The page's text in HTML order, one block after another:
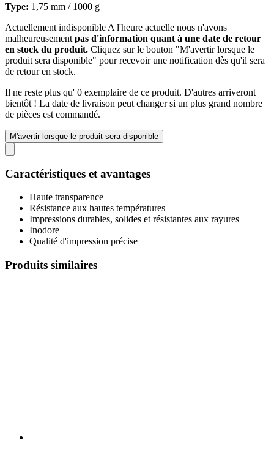
Type: 1,75 mm / 1000 g
Actuellement indisponible A l'heure actuelle nous n'avons
malheureusement pas d'information quant à une date de retour
en stock du produit. Cliquez sur le bouton "M'avertir lorsque le
produit sera disponible" pour recevoir une notification dès qu'il sera
de retour en stock.
Il ne reste plus qu' 0 exemplaire de ce produit. D'autres arriveront
bientôt ! La date de livraison peut changer si un plus grand nombre
de pièces est commandé.
M'avertir lorsque le produit sera disponible
Caractéristiques et avantages
Haute transparence
Résistance aux hautes températures
Impressions durables, solides et résistantes aux rayures
Inodore
Qualité d'impression précise
Produits similaires